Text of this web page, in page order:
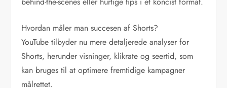
Hvordan måler man succesen af Shorts?
YouTube tilbyder nu mere detaljerede analyser for
Shorts, herunder visninger, klikrate og seertid, som
kan bruges til at optimere fremtidige kampagner
målrettet.